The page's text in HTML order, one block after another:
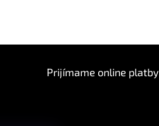
Prijímame online platby